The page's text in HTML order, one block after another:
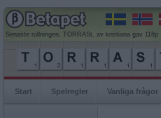
Senaste rullningen, TORRASt, av kristiana gav 118p
Start Spelregler Vanliga frågor